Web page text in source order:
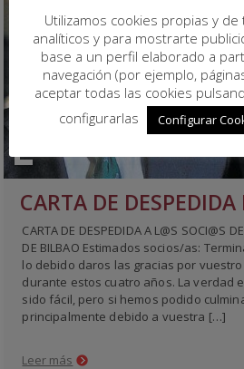
CARTA DE DESPEDIDA A L@S SOCI@S
DE BILBAO Estimados socios/as:
lo debido daros las gracias por
durante estos cuatro años. La verdad
sido fácil, pero si hemos podido
principalmente debido a vuestra […]
Leer más
Utilizamos cookies propias y
analíticos y para mostrarte
base a un perfil elaborado a
navegación (por ejemplo,
aceptar todas las cookies
configurarlas
Configurar